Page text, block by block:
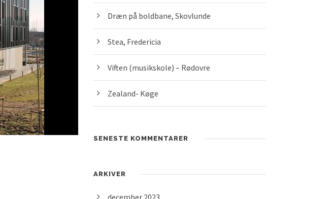
Dræn på boldbane, Skovlunde
Stea, Fredericia
Viften (musikskole) – Rødovre
Zealand- Køge
SENESTE KOMMENTARER
ARKIVER
december 2023